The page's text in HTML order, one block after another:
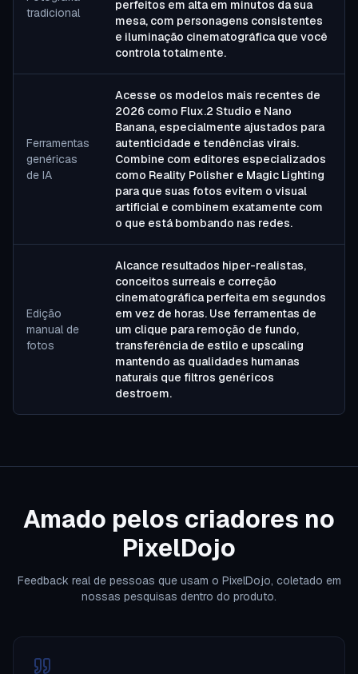
tradicional
perfeitos em alta em minutos da sua
mesa, com personagens consistentes
e iluminação cinematográfica que você
controla totalmente.
Ferramentas
genéricas
de IA
Acesse os modelos mais recentes de
2026 como Flux.2 Studio e Nano
Banana, especialmente ajustados para
autenticidade e tendências virais.
Combine com editores especializados
como Reality Polisher e Magic Lighting
para que suas fotos evitem o visual
artificial e combinem exatamente com
o que está bombando nas redes.
Edição
manual de
fotos
Alcance resultados hiper-realistas,
conceitos surreais e correção
cinematográfica perfeita em segundos
em vez de horas. Use ferramentas de
um clique para remoção de fundo,
transferência de estilo e upscaling
mantendo as qualidades humanas
naturais que filtros genéricos
destroem.
Amado pelos criadores no
PixelDojo
Feedback real de pessoas que usam o PixelDojo, coletado em
nossas pesquisas dentro do produto.